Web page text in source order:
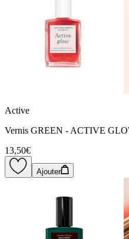
Active
Vernis GREEN - ACTIVE
13,50€
Ajouter